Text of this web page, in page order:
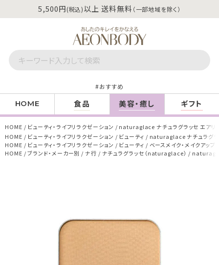
5,500円(税込)以上 送料無料 （一部地域を除く）
おすすめ
HOME 食品 美容・癒し ギフト
HOME ビューティ・ライフリラクゼーション
naturaglace ナチュラグラッセ エアリ
HOME
ビューティ・ライフリラクゼーション ビューティ
naturaglace ナチュラグラ
HOME
ビューティ・ライフリラクゼーション ビューティ
ベースメイク・メイクアップ
HOME
ブランド・メーカー別 ナ行 ナチュラグラッセ（naturaglace）